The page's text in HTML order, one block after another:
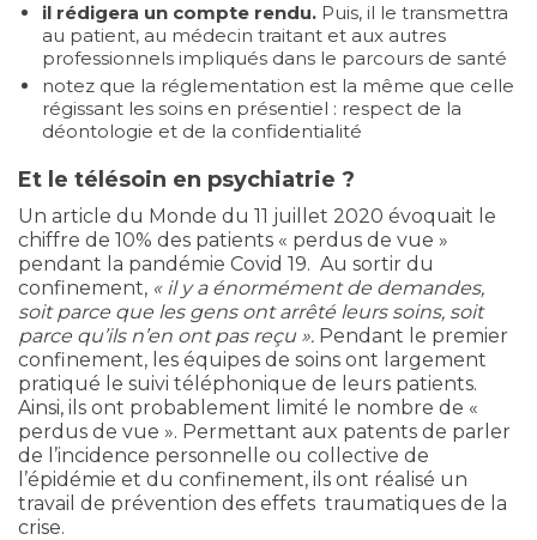
il rédigera un compte rendu. Puis, il le transmettra
au patient, au médecin traitant et aux autres
professionnels impliqués dans le parcours de santé
notez que la réglementation est la même que celle
régissant les soins en présentiel : respect de la
déontologie et de la confidentialité
Et le télésoin en psychiatrie ?
Un article du Monde du 11 juillet 2020 évoquait le
chiffre de 10% des patients « perdus de vue »
pendant la pandémie Covid 19. Au sortir du
confinement, « il y a énormément de demandes,
soit parce que les gens ont arrêté leurs soins, soit
parce qu’ils n’en ont pas reçu ». Pendant le premier
confinement, les équipes de soins ont largement
pratiqué le suivi téléphonique de leurs patients.
Ainsi, ils ont probablement limité le nombre de «
perdus de vue ». Permettant aux patents de parler
de l’incidence personnelle ou collective de
l’épidémie et du confinement, ils ont réalisé un
travail de prévention des effets traumatiques de la
crise.